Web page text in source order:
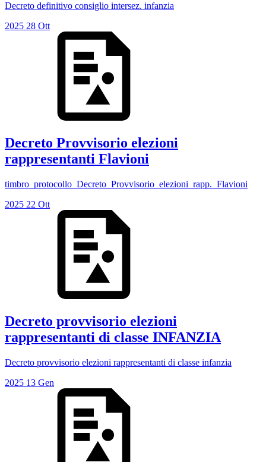
Decreto definitivo consiglio intersez. infanzia
2025 28 Ott
Decreto Provvisorio elezioni
rappresentanti Flavioni
timbro_protocollo_Decreto_Provvisorio_elezioni_rapp._Flavioni
2025 22 Ott
Decreto provvisorio elezioni
rappresentanti di classe INFANZIA
Decreto provvisorio elezioni rappresentanti di classe infanzia
2025 13 Gen